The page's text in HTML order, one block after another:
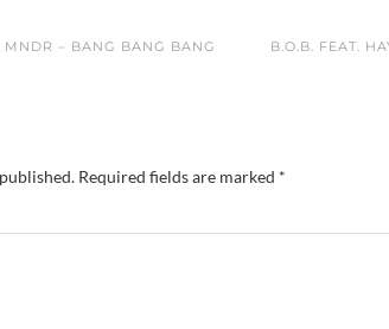
MNDR – BANG BANG BANG
B.O.B. FEAT.
Required fields are marked *